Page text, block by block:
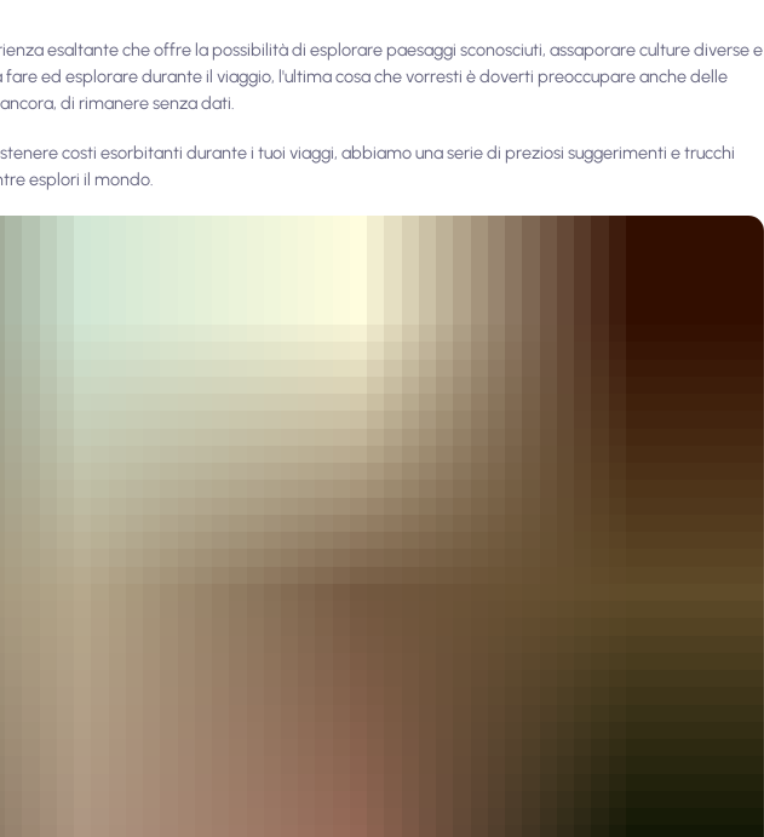
esaltante che offre la possibilità di esplorare paesaggi sconosciuti, assaporare culture diverse e
ed esplorare durante il viaggio, l'ultima cosa che vorresti è doverti preoccupare anche delle
di rimanere senza dati.
costi esorbitanti durante i tuoi viaggi, abbiamo una serie di preziosi suggerimenti e trucchi
esplori il mondo.